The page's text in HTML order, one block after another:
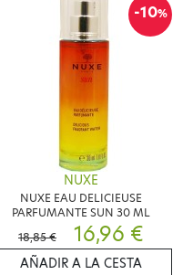
-10%
NUXE
NUXE EAU DELICIEUSE
PARFUMANTE SUN 30 ML
18,85 €
16,96 €
AÑADIR A LA CESTA